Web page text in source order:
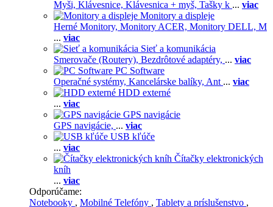
Myši, Klávesnice, Klávesnica + myš, Tašky k ... viac
Monitory a displeje
Herné Monitory, Monitory ACER, Monitory DELL, M
... viac
Sieť a komunikácia
Smerovače (Routery), Bezdrôtové adaptéry, ... viac
PC Software
Operačné systémy, Kancelárske balíky, Ant ... viac
HDD externé
... viac
GPS navigácie
GPS navigácie, ... viac
USB kľúče
... viac
Čítačky elektronických
kníh
... viac
Odporúčame:
Notebooky , Mobilné Telefóny , Tablety a príslušenstvo ,